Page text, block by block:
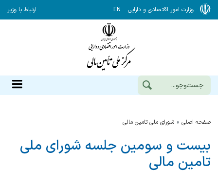
وزارت امور اقتصادی و دارایی EN ارتباط با وزیر
صفحه اصلی شورای ملی تامین مالی
بیست و سومین جلسه شورای ملی
تامین مالی